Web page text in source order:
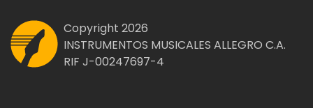
Copyright 2026
INSTRUMENTOS MUSICALES ALLEGRO C.A.
RIF J-00247697-4